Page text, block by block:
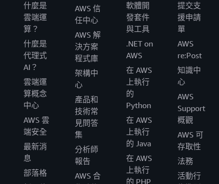
什麼是
雲端運
算？
什麼是
代理式
AI？
雲端運
算概念
中心
AWS 雲
端安全
最新消
息
部落格
AWS 信
任中心
AWS 解
決方案
程式庫
架構中
心
產品和
技術常
見問答
集
分析師
報告
AWS 合
軟體開
發套件
與工具
.NET on
AWS
在 AWS
上執行
的
Python
在 AWS
上執行
的 Java
在 AWS
上執行
的 PHP
提交支
援申請
單
AWS
re:Post
知識中
心
AWS
Support
概觀
AWS 可
存取性
法務
活動行